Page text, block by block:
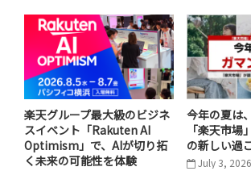
―その保険の中でAIはどの
されているのでしょうか？
幸﨑： 保険のビジネスには多くのプロセ
私が担当しているマーケティングもそうで
を開発する仕事もありますし、実際にお
楽天グループ最大級のビジネ
スイベント「Rakuten AI
Optimism」で、AIが切り拓
く未来の可能性を体験
今年の夏は
「楽天市
の新しい過
July 3, 2026